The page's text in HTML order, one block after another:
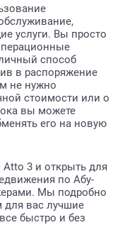
услуги. Вы просто
способ
в распоряжение
не нужно
стоимости или о
вы можете
его на новую
Atto 3 и открыть для
по Абу-
Мы подробно
для вас лучшие
быстро и без